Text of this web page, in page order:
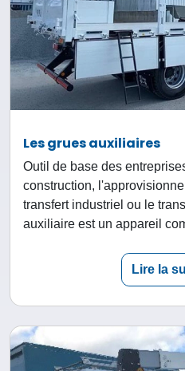
Les grues auxiliaires
Outil de base des
construction,
transfert industriel ou le
auxiliaire est un appareil
Lire la